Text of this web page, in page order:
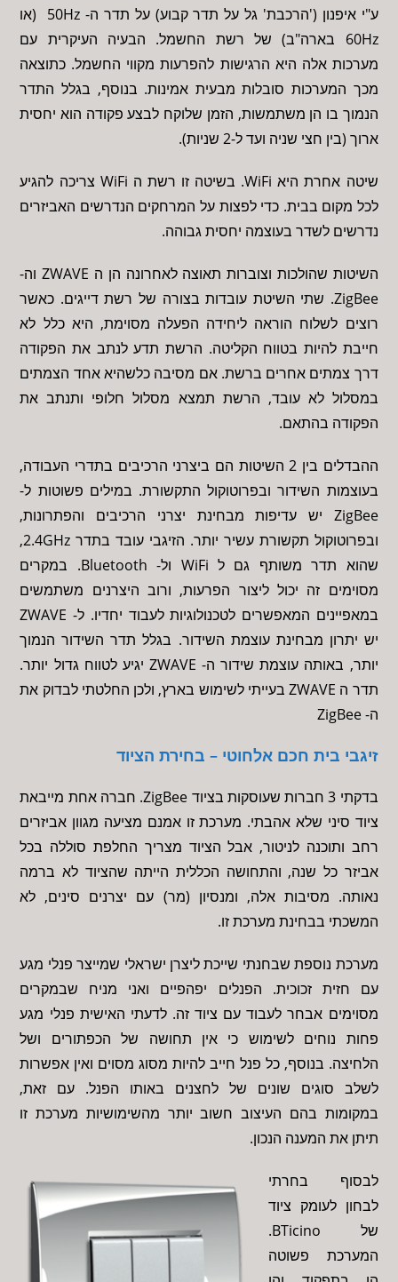
ע"י איפנון ('הרכבת' גל על תדר קבוע) על תדר ה- 50Hz (או
60Hz בארה"ב) של רשת החשמל. הבעיה העיקרית עם
מערכות אלה היא הרגישות להפרעות מקווי החשמל. כתוצאה
מכך המערכות סובלות מבעית אמינות. בנוסף, בגלל התדר
הנמוך בו הן משתמשות, הזמן שלוקח לבצע פקודה הוא יחסית
ארוך (בין חצי שניה ועד ל-2 שניות).
שיטה אחרת היא WiFi. בשיטה זו רשת ה WiFi צריכה להגיע
לכל מקום בבית. כדי לפצות על המרחקים הנדרשים האביזרים
נדרשים לשדר בעוצמה יחסית גבוהה.
השיטות שהולכות וצוברות תאוצה לאחרונה הן ה ZWAVE וה-
ZigBee. שתי השיטת עובדות בצורה של רשת דייגים. כאשר
רוצים לשלוח הוראה ליחידה הפעלה מסוימת, היא כלל לא
חייבת להיות בטווח הקליטה. הרשת תדע לנתב את הפקודה
דרך צמתים אחרים ברשת. אם מסיבה כלשהיא אחד הצמתים
במסלול לא עובד, הרשת תמצא מסלול חלופי ותנתב את
הפקודה בהתאם.
ההבדלים בין 2 השיטות הם ביצרני הרכיבים בתדרי העבודה,
בעוצמות השידור ובפרוטוקול התקשורת. במילים פשוטות ל-
ZigBee יש עדיפות מבחינת יצרני הרכיבים והפתרונות,
ובפרוטוקול תקשורת עשיר יותר. הזיגבי עובד בתדר 2.4GHz,
שהוא תדר משותף גם ל WiFi ול- Bluetooth. במקרים
מסוימים זה יכול ליצור הפרעות, ורוב היצרנים משתמשים
במאפיינים המאפשרים לטכנולוגיות לעבוד יחדיו. ל- ZWAVE
יש יתרון מבחינת עוצמת השידור. בגלל תדר השידור הנמוך
יותר, באותה עוצמת שידור ה- ZWAVE יגיע לטווח גדול יותר.
תדר ה ZWAVE בעייתי לשימוש בארץ, ולכן החלטתי לבדוק את
ה- ZigBee
זיגבי בית חכם אלחוטי – בחירת הציוד
בדקתי 3 חברות שעוסקות בציוד ZigBee. חברה אחת מייבאת
ציוד סיני שלא אהבתי. מערכת זו אמנם מציעה מגוון אביזרים
רחב ותוכנה לניטור, אבל הציוד מצריך החלפת סוללה בכל
אביזר כל שנה, והתחושה הכללית הייתה שהציוד לא ברמה
נאותה. מסיבות אלה, ומנסיון (מר) עם יצרנים סינים, לא
המשכתי בבחינת מערכת זו.
מערכת נוספת שבחנתי שייכת ליצרן ישראלי שמייצר פנלי מגע
עם חזית זכוכית. הפנלים יפהפיים ואני מניח שבמקרים
מסוימים אבחר לעבוד עם ציוד זה. לדעתי האישית פנלי מגע
פחות נוחים לשימוש כי אין תחושה של הכפתורים ושל
הלחיצה. בנוסף, כל פנל חייב להיות מסוג מסוים ואין אפשרות
לשלב סוגים שונים של לחצנים באותו הפנל. עם זאת,
במקומות בהם העיצוב חשוב יותר מהשימושיות מערכת זו
תיתן את המענה הנכון.
לבסוף בחרתי
לבחון לעומק ציוד
של BTicino.
המערכת פשוטה